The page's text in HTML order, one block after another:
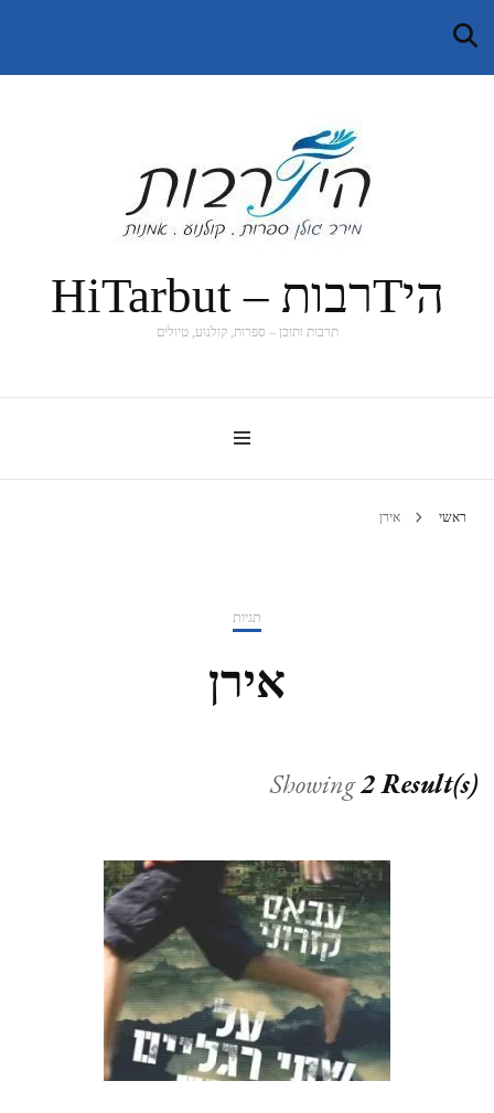
היTרבות – HiTarbut
תרבות ותוכן – ספרות, קולנוע, טיולים
ראשי אירן
תגיות
אירן
Showing2 Result(s)